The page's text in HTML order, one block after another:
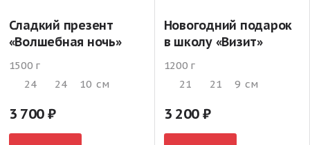
Сладкий презент
«Волшебная ночь»
1500 г
24
24 10 см
3 700
Новогодний подарок
в школу «Визит»
1200 г
21
21 9 см
3 200